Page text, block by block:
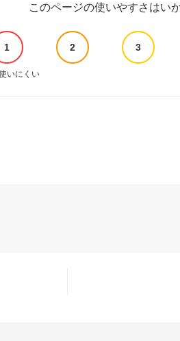
このページの使いやすさはい
1 2 3
いにくい